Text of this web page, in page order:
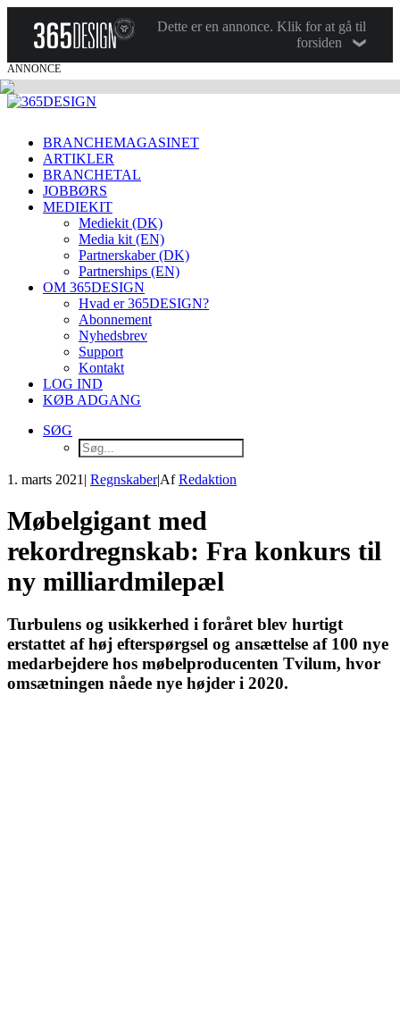
Dette er en annonce. Klik for at gå til
forsiden
ANNONCE
BRANCHEMAGASINET
ARTIKLER
BRANCHETAL
JOBBØRS
MEDIEKIT
Mediekit (DK)
Media kit (EN)
Partnerskaber (DK)
Partnerships (EN)
OM 365DESIGN
Hvad er 365DESIGN?
Abonnement
Nyhedsbrev
Support
Kontakt
LOG IND
KØB ADGANG
SØG
1. marts 2021 | Regnskaber|AfRedaktion
Møbelgigant med
rekordregnskab: Fra konkurs til
ny milliardmilepæl
Turbulens og usikkerhed i foråret blev hurtigt
erstattet af høj efterspørgsel og ansættelse af 100 nye
medarbejdere hos møbelproducenten Tvilum, hvor
omsætningen nåede nye højder i 2020.